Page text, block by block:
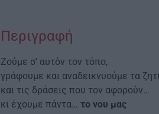
Περιγραφή
Ζούμε σ’ αυτόν τον τόπο,
γράφουμε και αναδεικνυούμε τα
και τις δράσεις που τον αφορούν…
κι έχουμε πάντα…το νου μας